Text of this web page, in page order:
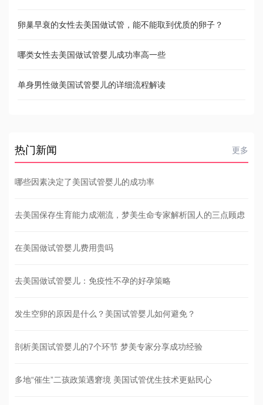
卵巢早衰的女性去美国做试管，能不能取到优质的卵子？
哪类女性去美国做试管婴儿成功率高一些
单身男性做美国试管婴儿的详细流程解读
热门新闻 更多
哪些因素决定了美国试管婴儿的成功率
去美国保存生育能力成潮流，梦美生命专家解析国人的三点顾虑
在美国做试管婴儿费用贵吗
去美国做试管婴儿：免疫性不孕的好孕策略
发生空卵的原因是什么？美国试管婴儿如何避免？
剖析美国试管婴儿的7个环节 梦美专家分享成功经验
多地“催生”二孩政策遇窘境 美国试管优生技术更贴民心